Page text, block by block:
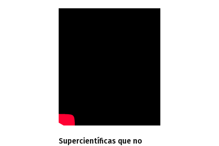
Supercientíficas que no